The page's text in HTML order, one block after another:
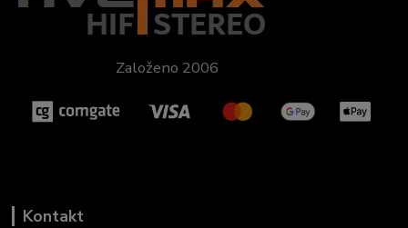
Založeno 2006
Kontakt